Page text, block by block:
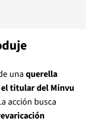
una querella
el titular del Minvu
acción busca